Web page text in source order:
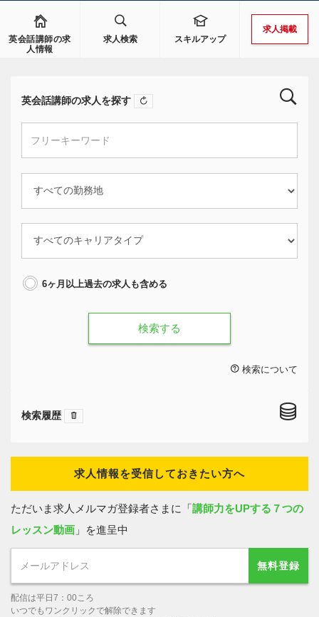
英会話講師の求
人情報
求人検索 スキルアップ
求人掲載
英会話講師の求人を探す
6ヶ月以上過去の求人も含める
検索する
検索について
検索履歴
求人情報を受信しておきたい方へ
ただいま求人メルマガ登録者さまに「 講師力をUPする７つの
レッスン動画 」を進呈中
無料登録
配信は平日7：00ころ
いつでもワンクリックで解除できます